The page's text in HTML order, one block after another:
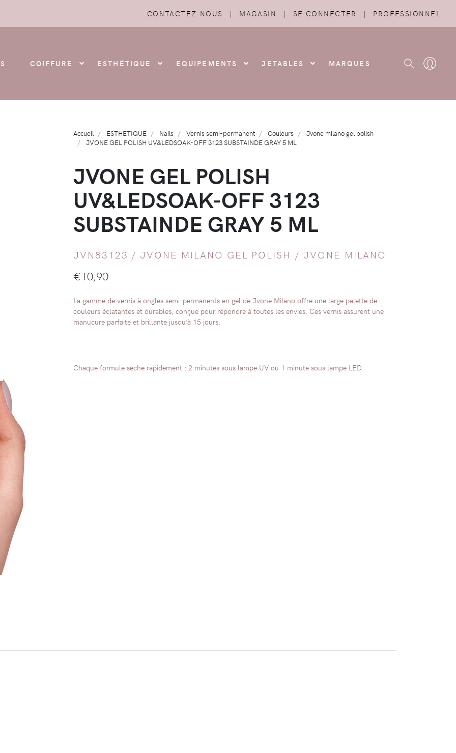
CONTACTEZ-NOUS | MAGASIN | SE CONNECTER | PROFESSIONNEL
COIFFURE ESTHÉTIQUE EQUIPEMENTS JETABLES MARQUES
Accueil ESTHETIQUE Nails Vernis semi-permanent Couleurs
Jvone milano gel polish
JVONE GEL POLISH UV&LEDSOAK-OFF 3123 SUBSTAINDE GRAY 5 ML
JVONE GEL POLISH
UV&LEDSOAK-OFF 3123
SUBSTAINDE GRAY 5 ML
JVN83123 / JVONE MILANO GEL POLISH / JVONE MILANO
€10,90
La gamme de vernis à ongles semi-permanents en gel de Jvone Milano offre une large palette de
couleurs éclatantes et durables, conçue pour répondre à toutes les envies. Ces vernis assurent une
manucure parfaite et brillante jusqu’à 15 jours.
Chaque formule sèche rapidement : 2 minutes sous lampe UV ou 1 minute sous lampe LED.